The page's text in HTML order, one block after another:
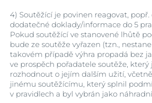
4) Soutěžící je povinen reagovat,
dodatečné doklady/informace do 5
Pokud soutěžící ve stanovené lhůtě
bude ze soutěže vyřazen (tzn.,
takovém případě výhra propadá bez
ve prospěch pořadatele soutěže, který
rozhodnout o jejím dalším užití,
jinému soutěžícímu, který splnil
v pravidlech a byl vybrán jako